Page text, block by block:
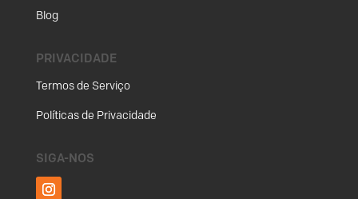
Blog
PRIVACIDADE
Termos de Serviço
Políticas de Privacidade
SIGA-NOS